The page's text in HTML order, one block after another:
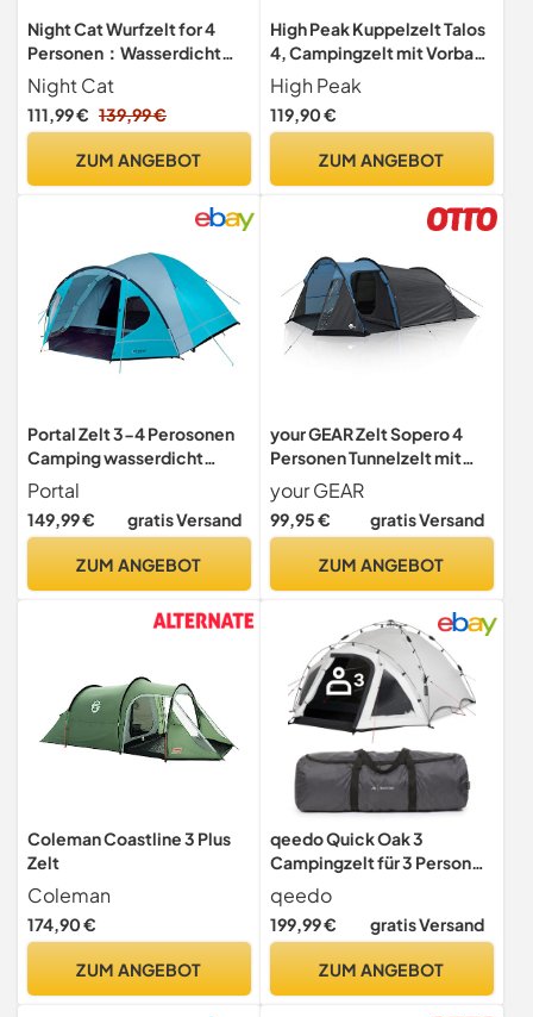
Night Cat Wurfzelt for 4
Personen：Wasserdicht
Pop Up Zelt Einfache
Einstellung für Camping
Wandern
Night Cat
111,99 € 139,99 €
ZUM ANGEBOT
High Peak Kuppelzelt Talos
4, Campingzelt mit Vorbau,
Iglu-Zelt für 4 Personen,
doppelwandig, 4.000 mm
wasserdicht, mit
Ventilationssystem,
Klarsichtfolien-Fenster
High Peak
119,90 €
ZUM ANGEBOT
Portal Zelt 3-4 Perosonen
Camping wasserdicht
4000mm Kuppelzelt mit
Vorzelt Familienzelt
Festivalzelt für Camping
Portal
149,99 € gratis Versand
ZUM ANGEBOT
your GEAR Zelt Sopero 4
Personen Tunnelzelt mit
Seiteneingang Wohnraum
Fenster Wasserdicht 5000
mm UV 50+ Schutz Blau
your GEAR
99,95 € gratis Versand
ZUM ANGEBOT
Coleman Coastline 3 Plus
Zelt
Coleman
174,90 €
ZUM ANGEBOT
qeedo Quick Oak 3
Campingzelt für 3 Personen
- wasserdichtes
Festivalzelt mit Quick-Up-
System in 60 Sek.
mit abgedunkelter
qeedo
199,99 € gratis Versand
ZUM ANGEBOT